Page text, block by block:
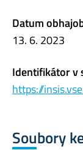
Datum
13. 6. 2023
Identifikátor v
https://
Soubory